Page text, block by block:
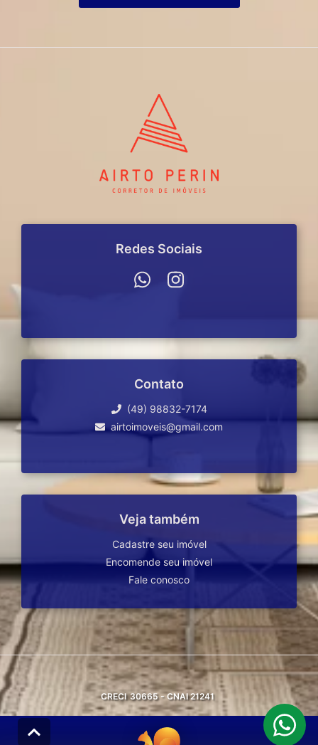
Redes Sociais
Contato
(49) 98832-7174
airtoimoveis@gmail.com
Veja também
Cadastre seu imóvel
Encomende seu imóvel
Fale conosco
CRECI 30665 - CNAI 21241